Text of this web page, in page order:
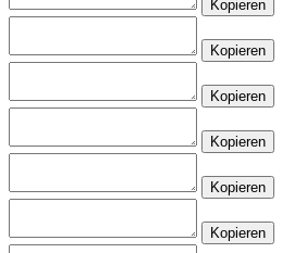
Kopieren
Kopieren
Kopieren
Kopieren
Kopieren
Kopieren